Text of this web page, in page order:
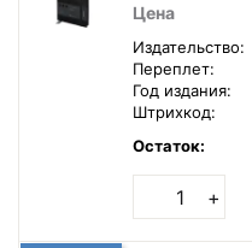
рис Кожзам
Цена
Издательство:
Переплет:
Год издания:
Штрихкод:
Остаток:
+